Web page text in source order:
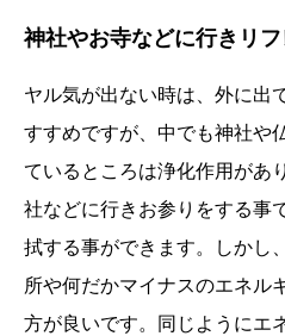
神社やお寺などに行きリ
ヤル気が出ない時は、外に出
すすめですが、中でも神社や
ているところは浄化作用があ
社などに行きお参りをする事
拭する事ができます。しかし
所や何だかマイナスのエネル
方が良いです。同じようにエ